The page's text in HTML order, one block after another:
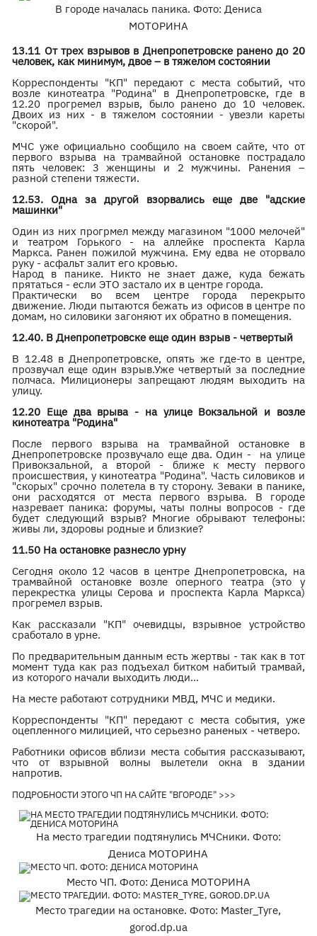
В городе началась паника. Фото: Дениса
МОТОРИНА
13.11 От трех взрывов в Днепропетровске ранено до 20
человек, как минимум, двое – в тяжелом состоянии
Корреспонденты "КП" передают с места событий, что
возле кинотеатра "Родина" в Днепропетровске, где в
12.20 прогремел взрыв, было ранено до 10 человек.
Двоих из них - в тяжелом состоянии - увезли кареты
"скорой".
МЧС уже официально сообщило на своем сайте, что от
первого взрыва на трамвайной остановке пострадало
пять человек: 3 женщины и 2 мужчины. Ранения –
разной степени тяжести.
12.53. Одна за другой взорвались еще две "адские
машинки"
Один из них прогрмел между магазином "1000 мелочей"
и театром Горького - на аллейке проспекта Карла
Маркса. Ранен пожилой мужчина. Ему едва не оторвало
руку - асфальт залит его кровью.
Народ в панике. Никто не знает даже, куда бежать
прятаться - если ЭТО застало их в центре города.
Практически во всем центре города перекрыто
движение. Люди пытаются бежать из офисов в центре по
домам, но силовики загоняют их обратно в помещения.
12.40. В Днепропетровске еще один взрыв - четвертый
В 12.48 в Днепропетровске, опять же где-то в центре,
прозвучал еще один взрыв.Уже четвертый за последние
полчаса. Милиционеры запрещают людям выходить на
улицу.
12.20 Еще два врыва - на улице Вокзальной и возле
кинотеатра "Родина"
После первого взрыва на трамвайной остановке в
Днепропетровске прозвучало еще два. Один - на улице
Привокзальной, а второй - ближе к месту первого
происшествия, у кинотеатра "Родина". Часть силовиков и
"скорых" срочно полетела в ту сторону. Зеваки в панике,
они расходятся от места первого взрыва. В городе
назревает паника: форумы, чаты полны вопросов - где
будет следующий взрыв? Многие обрывают телефоны:
живы ли, здоровы родные и близкие?
11.50 На остановке разнесло урну
Сегодня около 12 часов в центре Днепропетровска, на
трамвайной остановке возле оперного театра (это у
перекрестка улицы Серова и проспекта Карла Маркса)
прогремел взрыв.
Как рассказали "КП" очевидцы, взрывное устройство
сработало в урне.
По предварительным данным есть жертвы - так как в тот
момент туда как раз подъехал битком набитый трамвай,
из которого начали выходить люди…
На месте работают сотрудники МВД, МЧС и медики.
Корреспонденты "КП" передают с места события, уже
оцепленного милицией, что серьезно раненых - четверо.
Работники офисов вблизи места события рассказывают,
что от взрывной волны вылетели окна в здании
напротив.
ПОДРОБНОСТИ ЭТОГО ЧП НА САЙТЕ "ВГОРОДЕ" >>>
На место трагедии подтянулись МЧСники. Фото:
Дениса МОТОРИНА
Место ЧП. Фото: Дениса МОТОРИНА
Место трагедии на остановке. Фото: Master_Tyre,
gorod.dp.ua